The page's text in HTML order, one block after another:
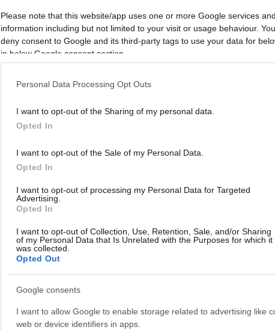
Please note that this website/app uses one or more Google services
information including but not limited to your visit or usage behaviour.
deny consent to Google and its third-party tags to use your data for
in below Google consent section.
Personal Data Processing Opt Outs
I want to opt-out of the Sharing of my personal data.
Opted In
I want to opt-out of the Sale of my Personal Data.
Opted In
I want to opt-out of processing my Personal Data for Targeted
Advertising.
Opted In
I want to opt-out of Collection, Use, Retention, Sale, and/or Sharing
of my Personal Data that Is Unrelated with the Purposes for which it
was collected.
Opted Out
Google consents
I want to allow Google to enable storage related to advertising like
web or device identifiers in apps.